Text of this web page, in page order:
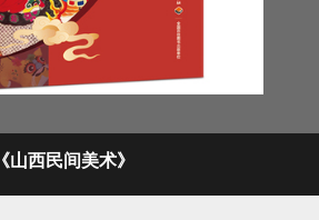
《山西民间美术》